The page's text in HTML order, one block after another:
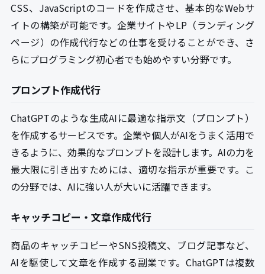
CSS、JavaScriptのコードを作成させ、基本的なWebサ
イトの構築が可能です。企業サイトやLP（ランディング
ページ）の作成代行などの仕事を受けることができ、さ
らにプログラミング初心者でも始めやすい分野です。
プロンプト作成代行
ChatGPTのような生成AIに最適な指示文（プロンプト）
を作成するサービスです。企業や個人がAIをうまく活用で
きるように、効果的なプロンプトを設計します。AIの力を
最大限に引き出すためには、適切な指示が重要です。こ
の分野では、AIに強い人が大いに活躍できます。
キャッチコピー・文章作成代行
商品のキャッチコピーやSNS投稿文、ブログ記事など、
AIを駆使して文章を作成する副業です。ChatGPTは複数